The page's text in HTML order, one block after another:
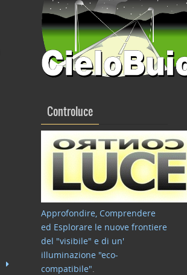
Controluce
Approfondire, Comprendere
ed Esplorare le nuove frontiere
del "visibile" e di un'
illuminazione "eco-
compatibile".